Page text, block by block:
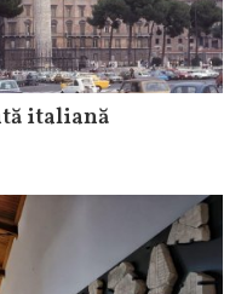
italiană